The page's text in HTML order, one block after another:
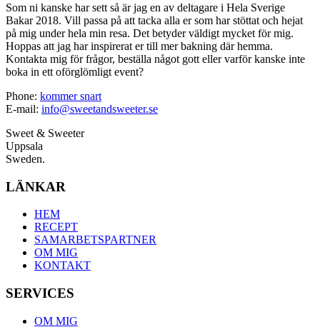
Som ni kanske har sett så är jag en av deltagare i Hela Sverige
Bakar 2018. Vill passa på att tacka alla er som har stöttat och hejat
på mig under hela min resa. Det betyder väldigt mycket för mig.
Hoppas att jag har inspirerat er till mer bakning där hemma.
Kontakta mig för frågor, beställa något gott eller varför kanske inte
boka in ett oförglömligt event?
Phone: kommer snart
E-mail: info@sweetandsweeter.se
Sweet & Sweeter
Uppsala
Sweden.
LÄNKAR
HEM
RECEPT
SAMARBETSPARTNER
OM MIG
KONTAKT
SERVICES
OM MIG